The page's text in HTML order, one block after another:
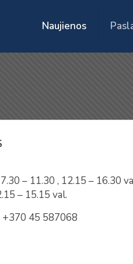
Naujienos
– 11.30 , 12.15 – 16.30
– 15.15 val.
+370 45 587068